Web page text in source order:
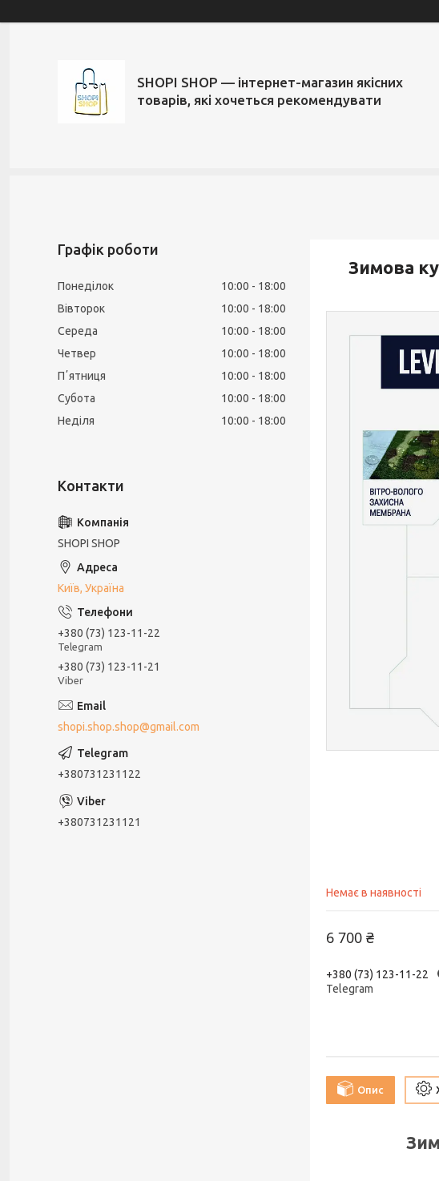
SHOPI SHOP — інтернет-магазин якісних
товарів, які хочеться рекомендувати
Зимова
Немає в наявності
6 700 ₴
+380 (73) 123-11-22
Telegram
Опис
Графік роботи
Понеділок 10:00
18:00
Вівторок
10:00
18:00
Середа
10:00
18:00
Четвер
10:00
18:00
Пʼятниця
10:00
18:00
Субота
10:00
18:00
Неділя
10:00 18:00
SHOPI SHOP
Київ, Україна
+380 (73) 123-11-22
Telegram
+380 (73) 123-11-21
Viber
shopi.shop.shop@gmail.com
+380731231122
+380731231121